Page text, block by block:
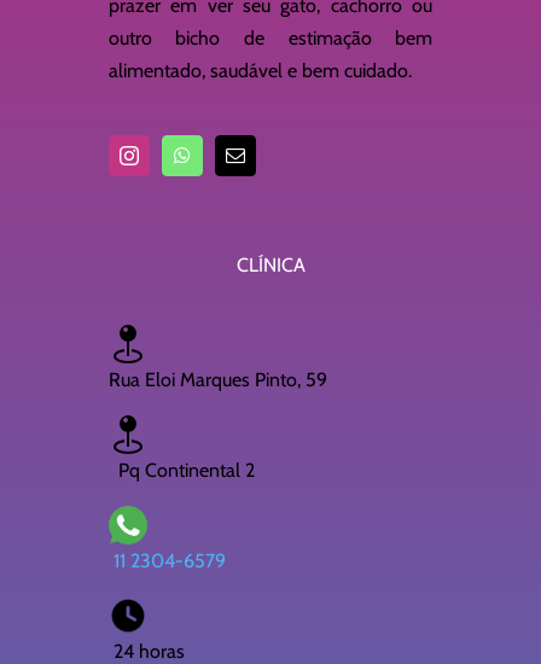
prazer em ver seu gato, cachorro ou
outro bicho de estimação bem
alimentado, saudável e bem cuidado.
CLÍNICA
Rua Eloi Marques Pinto, 59
Pq Continental 2
11 2304-6579
24 horas